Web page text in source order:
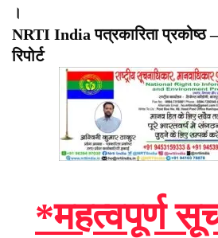
।
NRTI India पत्रकारिता प्रकोष्ठ –
रिपोर्ट
*महत्वपूर्ण